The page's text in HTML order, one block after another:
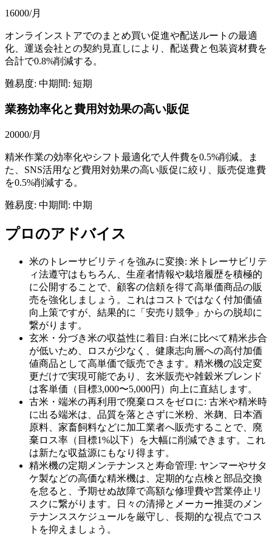
16000/月
オンラインストアでのまとめ買い促進や配送ルートの最適
化、運送会社との契約見直しにより、配送費と包装資材費を
合計で0.8%削減する。
難易度: 中期間: 短期
業務効率化と費用対効果の高い販促
20000/月
精米作業の効率化やシフト最適化で人件費を0.5%削減。ま
た、SNS活用など費用対効果の高い販促に絞り、販売促進費
を0.5%削減する。
難易度: 中期間: 中期
プロのアドバイス
米のトレーサビリティを強みに変換: 米トレーサビリテ
ィ法遵守はもちろん、生産者情報や栽培履歴を積極的
に公開することで、顧客の信頼を得て高単価商品の販
売を強化しましょう。これはコストではなく付加価値
向上策ですが、結果的に「安売り競争」からの脱却に
繋がります。
玄米・分づき米の収益性に着目: 白米に比べて精米歩合
が低いため、ロスが少なく、健康志向層への高付加価
値商品として高単価で販売できます。精米機の設定変
更だけで実現可能であり、玄米販売や雑穀米ブレンド
は客単価（目標3,000〜5,000円）向上に直結します。
古米・端米の再利用で廃棄ロスをゼロに: 古米や精米時
に出る端米は、品質を落とさずに米粉、米麹、日本酒
原料、家畜飼料などに加工業者へ販売することで、廃
棄ロス率（目標1%以下）を大幅に削減できます。これ
は新たな収益源にもなり得ます。
精米機の定期メンテナンスと寿命管理: ヤンマーやサタ
ケ製などの高価な精米機は、定期的な点検と部品交換
を怠ると、予期せぬ故障で高額な修理費や営業停止リ
スクに繋がります。日々の清掃とメーカー推奨のメン
テナンススケジュールを厳守し、長期的な視点でコス
トを抑えましょう。